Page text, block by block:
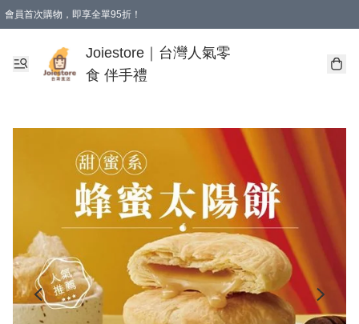
會員首次購物，即享全單95折！
購物滿 HKD 350.00即享免運費優惠！（適用於 本地送貨、本地取貨 )
Joiestore｜台灣人氣零
食 伴手禮